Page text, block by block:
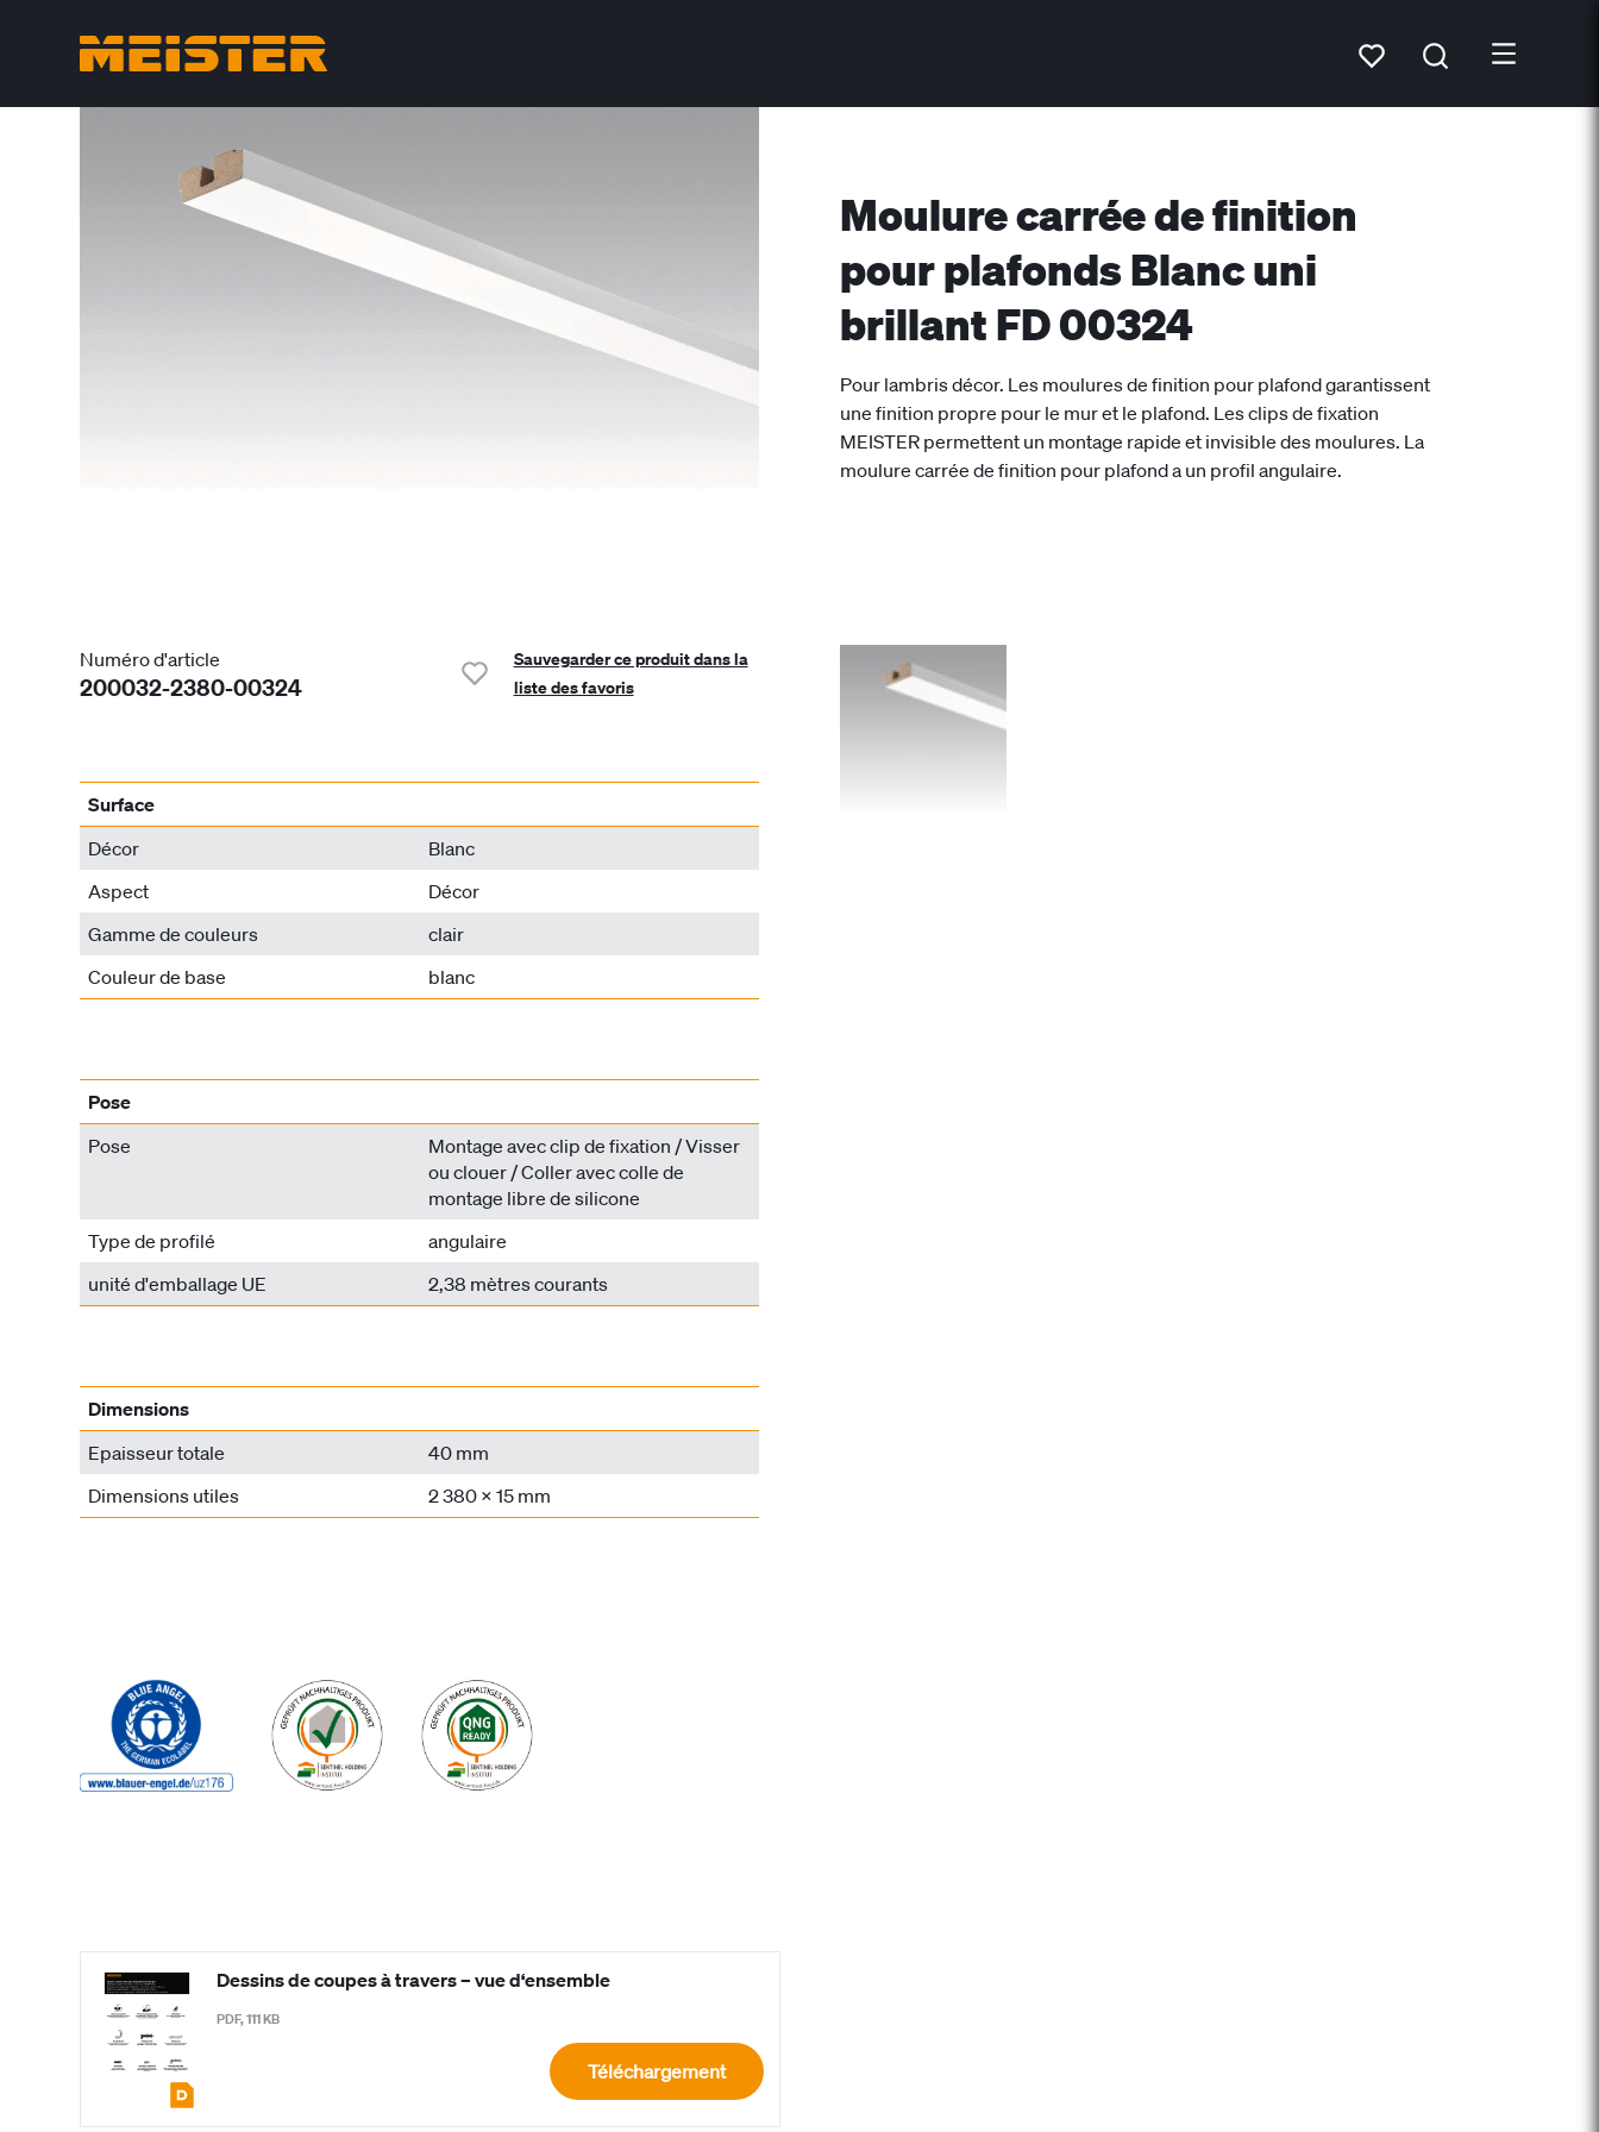
Moulure carrée de finition
pour plafonds Blanc uni
brillant FD 00324
Pour lambris décor. Les moulures de finition pour plafond garantissent
une finition propre pour le mur et le plafond. Les clips de fixation
MEISTER permettent un montage rapide et invisible des moulures. La
moulure carrée de finition pour plafond a un profil angulaire.
Numéro d'article
200032-2380-00324
Sauvegarder ce produit dans la
liste des favoris
Surface
Décor
Blanc
Aspect
Décor
Gamme de couleurs
clair
Couleur de base
blanc
Pose
Pose
Montage avec clip de fixation / Visser
ou clouer / Coller avec colle de
montage libre de silicone
Type de profilé
angulaire
unité d'emballage UE
2,38 mètres courants
Dimensions
Epaisseur totale
40 mm
Dimensions utiles
2 380 x 15 mm
Dessins de coupes à travers – vue d‘ensemble
PDF, 111 KB
Téléchargement